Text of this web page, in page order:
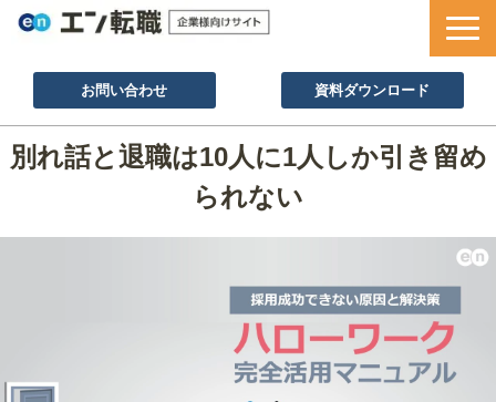
お問い合わせ 資料ダウンロード
サービス一覧
採用ノウハウ
お役立ち資料
別れ話と退職は10人に1人しか引き留め
られない